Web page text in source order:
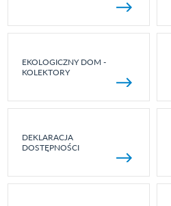
EKOLOGICZNY DOM -
KOLEKTORY
DEKLARACJA
DOSTĘPNOŚCI